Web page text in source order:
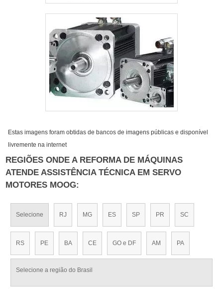
Estas imagens foram obtidas de bancos de imagens públicas e disponível
livremente na internet
REGIÕES ONDE A REFORMA DE MÁQUINAS
ATENDE ASSISTÊNCIA TÉCNICA EM SERVO
MOTORES MOOG:
Selecione RJ MG ES SP PR SC
RS PE BA CE GO e DF AM PA
Selecione a região do Brasil